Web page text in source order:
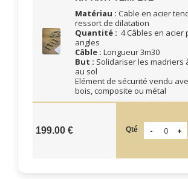
Matériau : Cable en acier
ressort de dilatation
Quantité : 4 Câbles en acier
angles
Câble : Longueur 3m30
But : Solidariser les madriers
au sol
Elément de sécurité vendu
bois, composite ou métal
199.00 € Qté